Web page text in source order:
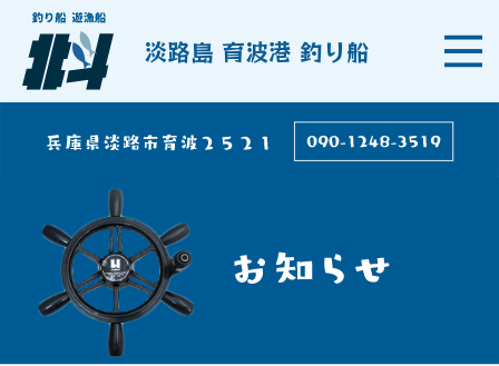
淡路島 育波港 釣り船